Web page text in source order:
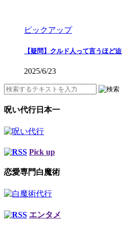
ピックアップ
【疑問】クルド人って言うほど
2025/6/23
呪い代行日本一
Pick up
恋愛専門白魔術
エンタメ